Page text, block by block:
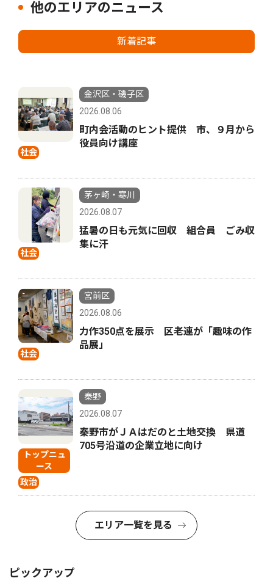
他のエリアのニュース
新着記事
社会
金沢区・磯子区
2026.08.06
町内会活動のヒント提供 市、９月から
役員向け講座
社会
茅ヶ崎・寒川
2026.08.07
猛暑の日も元気に回収 組合員 ごみ収
集に汗
社会
宮前区
2026.08.06
力作350点を展示 区老連が「趣味の作
品展」
トップニュ
ース
政治
秦野
2026.08.07
秦野市がＪＡはだのと土地交換 県道
705号沿道の企業立地に向け
エリア一覧を見る
ピックアップ